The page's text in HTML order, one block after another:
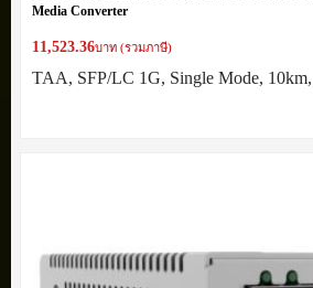
Media Converter
11,523.36บาท (รวมภาษี)
TAA, SFP/LC 1G, Single Mode,